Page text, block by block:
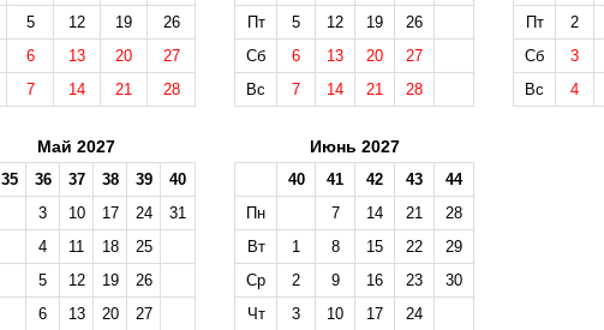
5 12 19
26
6 13 20
27
7 14 21 28
Пт
5 12 19
26
Сб
6 13 20
27
Вс
7 14 21 28
Пт
2
Сб
3
Вс
4
Май 2027
35 36 37 38 39
40
3 10 17 24
31
4 11 18
25
5 12 19
26
6 13 20 27
Июнь 2027
40 41 42 43
44
Пн
7 14 21
28
Вт
1 8 15 22
29
Ср
2 9 16 23
30
Чт
3 10 17 24